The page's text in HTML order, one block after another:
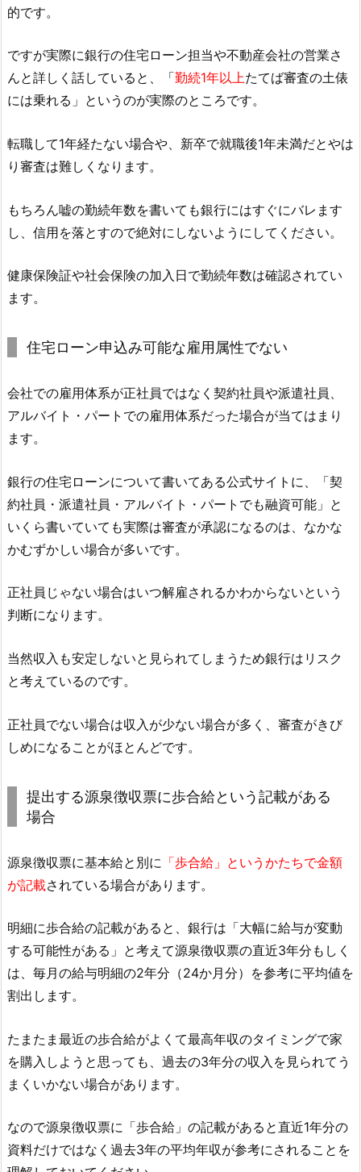
的です。
ですが実際に銀行の住宅ローン担当や不動産会社の営業さ
んと詳しく話していると、「勤続1年以上たてば審査の土俵
には乗れる」というのが実際のところです。
転職して1年経たない場合や、新卒で就職後1年未満だとやは
り審査は難しくなります。
もちろん嘘の勤続年数を書いても銀行にはすぐにバレます
し、信用を落とすので絶対にしないようにしてください。
健康保険証や社会保険の加入日で勤続年数は確認されてい
ます。
住宅ローン申込み可能な雇用属性でない
会社での雇用体系が正社員ではなく契約社員や派遣社員、
アルバイト・パートでの雇用体系だった場合が当てはまり
ます。
銀行の住宅ローンについて書いてある公式サイトに、「契
約社員・派遣社員・アルバイト・パートでも融資可能」と
いくら書いていても実際は審査が承認になるのは、なかな
かむずかしい場合が多いです。
正社員じゃない場合はいつ解雇されるかわからないという
判断になります。
当然収入も安定しないと見られてしまうため銀行はリスク
と考えているのです。
正社員でない場合は収入が少ない場合が多く、審査がきび
しめになることがほとんどです。
提出する源泉徴収票に歩合給という記載がある
場合
源泉徴収票に基本給と別に 「歩合給」というかたちで金額
が記載されている場合があります。
明細に歩合給の記載があると、銀行は「大幅に給与が変動
する可能性がある」と考えて源泉徴収票の直近3年分もしく
は、毎月の給与明細の2年分（24か月分）を参考に平均値を
割出します。
たまたま最近の歩合給がよくて最高年収のタイミングで家
を購入しようと思っても、過去の3年分の収入を見られてう
まくいかない場合があります。
なので源泉徴収票に「歩合給」の記載があると直近1年分の
資料だけではなく過去3年の平均年収が参考にされることを